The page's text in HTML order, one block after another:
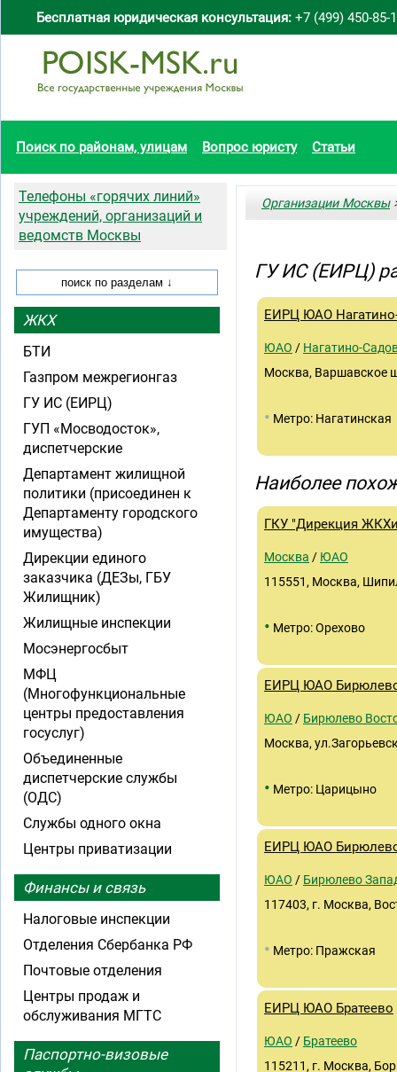
Бесплатная юридическая консультация: +7 (499) 450-85-
Поиск по районам, улицам Вопрос юристу Статьи
Организации Москвы
ГУ ИС (ЕИРЦ)
ЕИРЦ ЮАО
ЮАО / Нагатино-
Москва, Варшавское
• Метро: Нагатинская
Наиболее
ГКУ "Дирекция
Москва / ЮАО
115551, Москва,
• Метро: Орехово
ЕИРЦ ЮАО
ЮАО / Бирюлево
Москва,
• Метро: Царицыно
ЕИРЦ ЮАО
ЮАО / Бирюлево
117403, г. Москва,
• Метро: Пражская
ЕИРЦ ЮАО Братеево
ЮАО / Братеево
115211, г. Москва,
Телефоны «горячих линий»
учреждений, организаций и
ведомств Москвы
ЖКХ
БТИ
Газпром межрегионгаз
ГУ ИС (ЕИРЦ)
ГУП «Мосводосток»,
диспетчерские
Департамент жилищной
политики (присоединен к
Департаменту городского
имущества)
Дирекции единого
заказчика (ДЕЗы, ГБУ
Жилищник)
Жилищные инспекции
Мосэнергосбыт
МФЦ
(Многофункциональные
центры предоставления
госуслуг)
Объединенные
диспетчерские службы
(ОДС)
Службы одного окна
Центры приватизации
Финансы и связь
Налоговые инспекции
Отделения Сбербанка РФ
Почтовые отделения
Центры продаж и
обслуживания МГТС
Паспортно-визовые